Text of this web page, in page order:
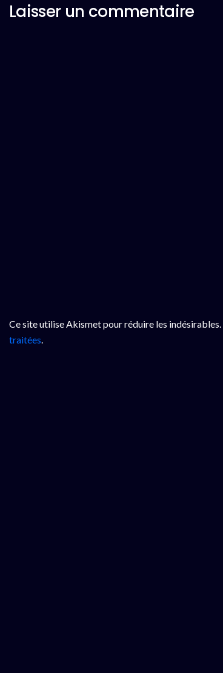
Laisser un commentaire
Ce site utilise Akismet pour réduire les indésirables.
traitées.